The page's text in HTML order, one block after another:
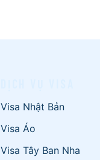
Visa Nhật Bản
Visa Áo
Visa Tây Ban Nha